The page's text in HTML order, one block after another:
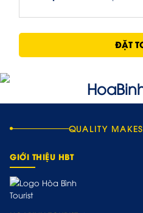
ĐẶT
QUALITY
GIỚI THIỆU HBT